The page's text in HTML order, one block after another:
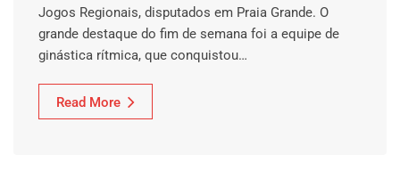
Jogos Regionais, disputados em Praia Grande. O
grande destaque do fim de semana foi a equipe de
ginástica rítmica, que conquistou…
Read More